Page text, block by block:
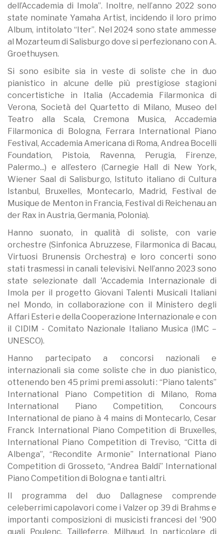
dell’Accademia di Imola”. Inoltre, nell’anno 2022 sono
state nominate Yamaha Artist, incidendo il loro primo
Album, intitolato “Iter”. Nel 2024 sono state ammesse
al Mozarteum di Salisburgo dove si perfezionano con A.
Groethuysen.
Si sono esibite sia in veste di soliste che in duo
pianistico in alcune delle più prestigiose stagioni
concertistiche in Italia (Accademia Filarmonica di
Verona, Società del Quartetto di Milano, Museo del
Teatro alla Scala, Cremona Musica, Accademia
Filarmonica di Bologna, Ferrara International Piano
Festival, Accademia Americana di Roma, Andrea Bocelli
Foundation, Pistoia, Ravenna, Perugia, Firenze,
Palermo...) e all’estero (Carnegie Hall di New York,
Wiener Saal di Salisburgo, Istituto italiano di Cultura
Istanbul, Bruxelles, Montecarlo, Madrid, Festival de
Musique de Menton in Francia, Festival di Reichenau an
der Rax in Austria, Germania, Polonia).
Hanno suonato, in qualità di soliste, con varie
orchestre (Sinfonica Abruzzese, Filarmonica di Bacau,
Virtuosi Brunensis Orchestra) e loro concerti sono
stati trasmessi in canali televisivi. Nell’anno 2023 sono
state selezionate dall 'Accademia Internazionale di
Imola per il progetto Giovani Talenti Musicali Italiani
nel Mondo, in collaborazione con il Ministero degli
Affari Esteri e della Cooperazione Internazionale e con
il CIDIM - Comitato Nazionale Italiano Musica (IMC –
UNESCO).
Hanno partecipato a concorsi nazionali e
internazionali sia come soliste che in duo pianistico,
ottenendo ben 45 primi premi assoluti : “Piano talents”
International Piano Competition di Milano, Roma
International Piano Competition, Concours
International de piano à 4 mains di Montecarlo, Cesar
Franck International Piano Competition di Bruxelles,
International Piano Competition di Treviso, “Citta di
Albenga”, “Recondite Armonie” International Piano
Competition di Grosseto, “Andrea Baldi” International
Piano Competition di Bologna e tanti altri.
Il programma del duo Dallagnese comprende
celeberrimi capolavori come i Valzer op 39 di Brahms e
importanti composizioni di musicisti francesi del '900
quali Poulenc, Tailleferre, Milhaud. In particolare di